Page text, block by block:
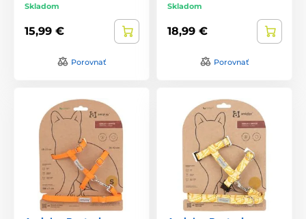
Skladom
15,99 €
Porovnať
Skladom
18,99 €
Porovnať